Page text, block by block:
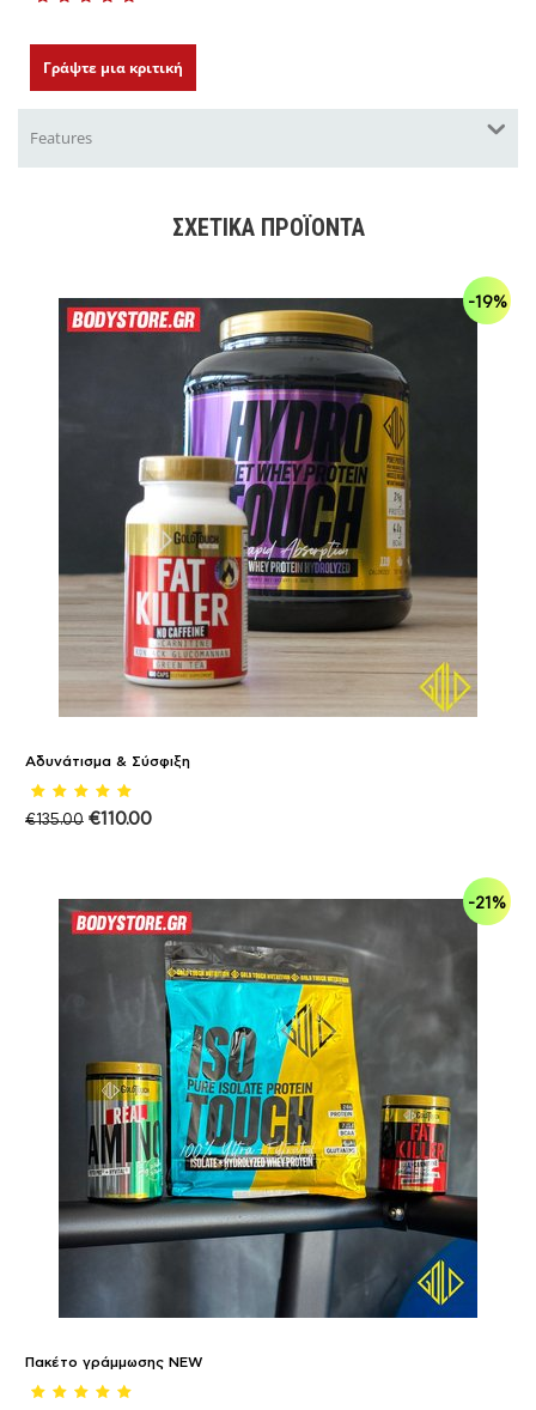
Γράψτε μια κριτική
Features
ΣΧΕΤΙΚΆ ΠΡΟΪΌΝΤΑ
-19%
Αδυνάτισμα & Σύσφιξη
€135.00 €110.00
-21%
Πακέτο γράμμωσης NEW